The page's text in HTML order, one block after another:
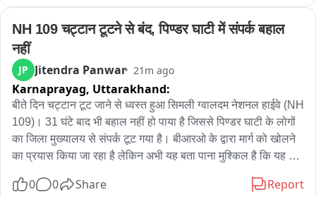
तोड़ दिए हैं. कुछ लोग खुद मकान, दुकानदार हटा रहे हैं. नहीं हटाए तो आगे भी
कार्यवाही जारी रहेगी. आज जेसीबी से हटाने मकान खरगोन के शिवडोला मार्ग
में भी आ रहे थे.
NH 109 चट्टान टूटने से बंद, पिण्डर घाटी में संपर्क बहाल
नहीं
JP Jitendra Panwar 21m ago
Karnaprayag, Uttarakhand:
बीते दिन चट्टान टूट जाने से ध्वस्त हुआ सिमली ग्वालदम नेशनल हाईवे (NH
109)। 31 घंटे बाद भी बहाल नहीं हो पाया है जिससे पिण्डर घाटी के लोगों
का जिला मुख्यालय से संपर्क टूट गया है। बीआरओ के द्वारा मार्ग को खोलने
का प्रयास किया जा रहा है लेकिन अभी यह बता पाना मुश्किल है कि यह
जोखिम में डालकर पैदल ही आवाजाही करने को मजबूर हैं। चट्टान खिसकने
0 0 Share Report